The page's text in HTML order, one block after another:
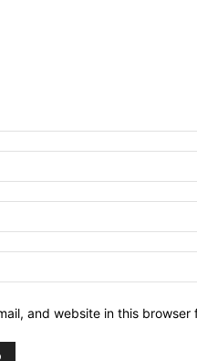
and website in this